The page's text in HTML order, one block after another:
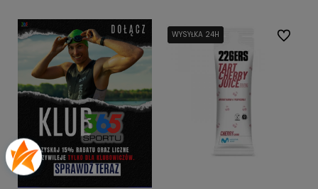
WYSYŁKA 24H
WYSYŁKA 24H Do